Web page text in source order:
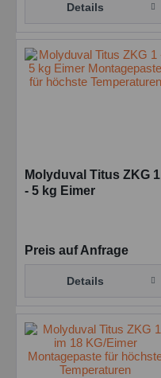
Details
Molyduval Titus ZKG 1
- 5 kg Eimer
Preis auf Anfrage
Details